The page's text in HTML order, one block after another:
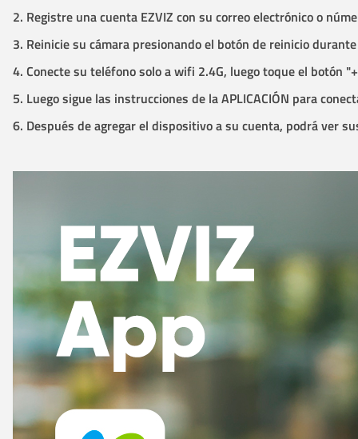
2. Registre una cuenta EZVIZ con su correo electrónico o
3. Reinicie su cámara presionando el botón de reinicio
4. Conecte su teléfono solo a wifi 2.4G, luego toque el botón
5. Luego sigue las instrucciones de la APLICACIÓN para
6. Después de agregar el dispositivo a su cuenta, podrá ver